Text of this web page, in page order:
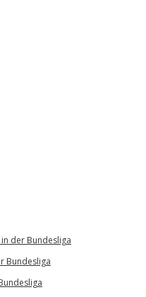
der Bundesliga
Bundesliga